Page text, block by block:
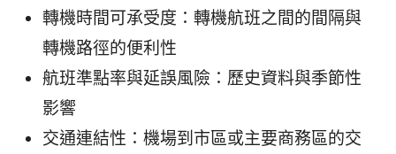
轉機時間可承受度：轉機航班之間的間隔與
轉機路徑的便利性
航班準點率與延誤風險：歷史資料與季節性
影響
交通連結性：機場到市區或主要商務區的交